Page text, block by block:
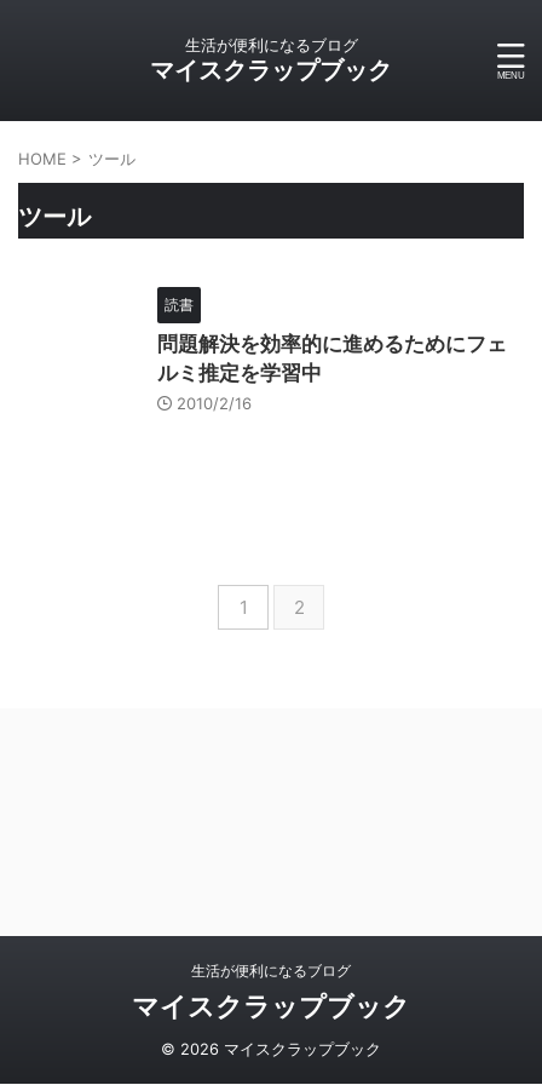
生活が便利になるブログ
マイスクラップブック
HOME > ツール
ツール
読書
問題解決を効率的に進めるためにフェ
ルミ推定を学習中
2010/2/16
1 2
生活が便利になるブログ
マイスクラップブック
© 2026 マイスクラップブック